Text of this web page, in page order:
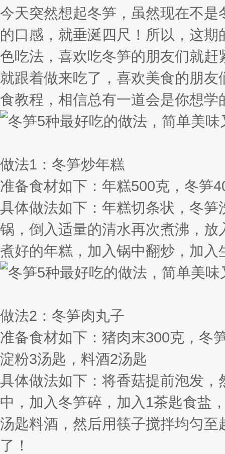
今天突然想起冬笋，虽然现在不
的口感，就垂涎四尺！所以，这
色吃法，喜欢吃冬笋的朋友们就
就跟着做来吃了，喜欢美食的朋
食教程，相信总有一道会是你想学
做法1：冬笋炒年糕
准备食材如下：年糕500克，冬笋
具体做法如下：年糕切条状，冬
锅，倒入适量的清水再次煮沸，
煮好的年糕，加入锅中翻炒，加
做法2：冬笋肉丸子
准备食材如下：猪肉末300克，冬
淀粉3汤匙，料酒2汤匙
具体做法如下：将香菇提前泡发
中，加入冬笋碎，加入1茶匙食盐
汤匙料酒，然后用筷子搅拌均匀
了！